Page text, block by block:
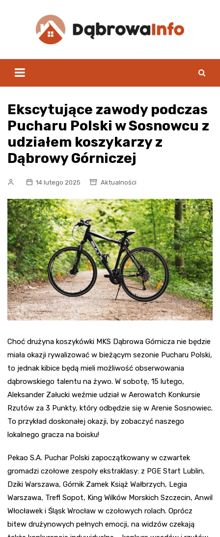
Ekscytujące zawody podczas
Pucharu Polski w Sosnowcu z
udziałem koszykarzy z
Dąbrowy Górniczej
14 lutego 2025 Aktualności
Choć drużyna koszykówki MKS Dąbrowa Górnicza nie będzie
miała okazji rywalizować w bieżącym sezonie Pucharu Polski,
to jednak kibice będą mieli możliwość obserwowania
dąbrowskiego talentu na żywo. W sobotę, 15 lutego,
Aleksander Załucki weźmie udział w Aerowatch Konkursie
Rzutów za 3 Punkty, który odbędzie się w Arenie Sosnowiec.
To przykład doskonałej okazji, by zobaczyć naszego
lokalnego gracza na boisku!
Pekao S.A. Puchar Polski zapoczątkowany w czwartek
gromadzi czołowe zespoły ekstraklasy: z PGE Start Lublin,
Dziki Warszawa, Górnik Zamek Książ Wałbrzych, Legia
Warszawa, Trefl Sopot, King Wilków Morskich Szczecin, Anwil
Włocławek i Śląsk Wrocław w czołowych rolach. Oprócz
bitew drużynowych pełnych emocji, na widzów czekają